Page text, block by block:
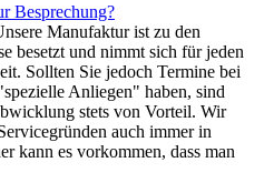
Besprechung?
Manufaktur ist zu den
besetzt und nimmt sich für jeden
Sollten Sie jedoch Termine bei
Anliegen" haben, sind
stets von Vorteil. Wir
auch immer in
kann es vorkommen, dass man